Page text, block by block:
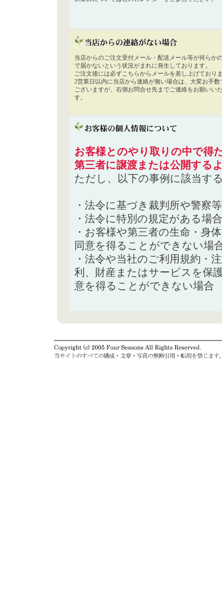
当店からのご注文受付メール・配送メール等が何らか
で届かないという状況がまれに発生しております。
ご注文後には必ずこちらからメールを差し上げており
2営業日以内に当店から連絡が無い場合は、大変お手数
ございますが、右側お問合せ先までご連絡をお願いい
す。
お客様とのやり取りの中で得
第三者に譲渡または公開する
ただし、以下の事例に該当す
・法令に基づき裁判所や警察
・法令に特別の規定がある場合
・お客様や第三者の生命・身
同意を得ることができない場
・法令や当社のご利用規約・
利、財産またはサービスを保
意を得ることができない場合